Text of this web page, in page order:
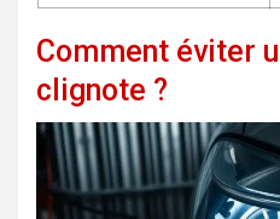
Comment éviter
clignote ?